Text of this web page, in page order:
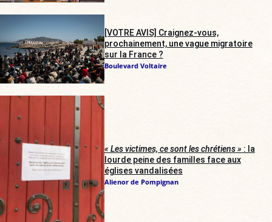
[VOTRE AVIS] Craignez-vous,
prochainement, une vague migratoire
sur la France ?
Boulevard Voltaire
« Les victimes, ce sont les chrétiens » : la
lourde peine des familles face aux
églises vandalisées
Alienor de Pompignan